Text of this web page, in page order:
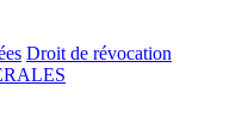
Droit de révocation